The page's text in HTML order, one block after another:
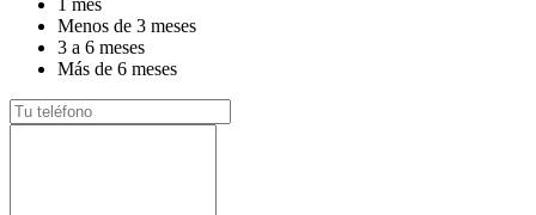
1 mes
Menos de 3 meses
3 a 6 meses
Más de 6 meses